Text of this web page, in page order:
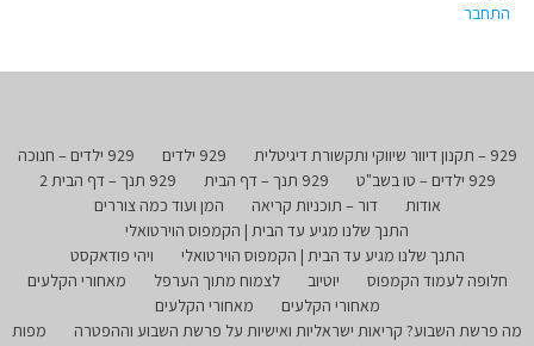
התחבר
929 – תקנון דיוור שיווקי ותקשורת דיגיטלית 929 ילדים
929 ילדים – חנוכה
929 ילדים – טו בשב"ט
929 תנך – דף הבית
929 תנך – דף הבית 2
אודות
דור – תוכניות קריאה
המן ועוד כמה צוררים
התנך שלנו מגיע עד הבית | הקמפוס הוירטואלי
התנך שלנו מגיע עד הבית | הקמפוס הוירטואלי
ויהי פודאקסט
חלופה לעמוד הקמפוס
יוטיוב לצמוח מתוך הערפל
מאחורי הקלעים
מאחורי הקלעים
מאחורי הקלעים
מה פרשת השבוע? קריאות ישראליות ואישיות על פרשת השבוע וההפטרה
מפות